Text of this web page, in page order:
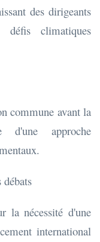
des dirigeants
climatiques
commune avant la
d'une approche
la nécessité d'une
international